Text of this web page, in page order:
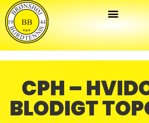
CPH –
BLODIGT